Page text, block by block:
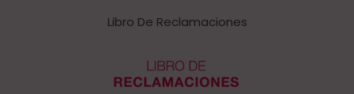
Libro De Reclamaciones